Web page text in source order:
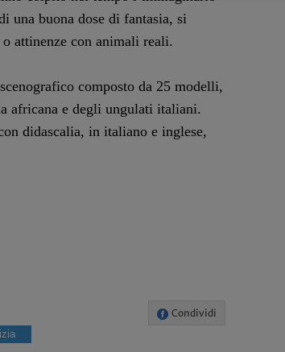
una buona dose di fantasia, si
attinenze con animali reali.
composto da 25 modelli,
africana e degli ungulati italiani.
didascalia, in italiano e inglese,
Condividi